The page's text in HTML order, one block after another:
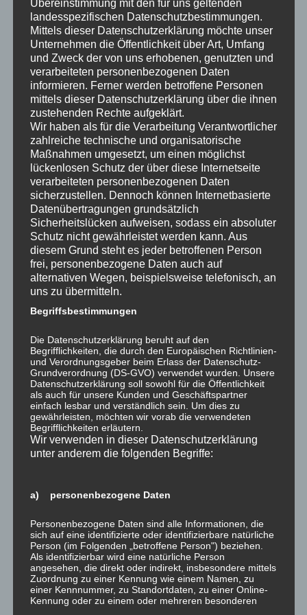
Neues?veröffentlicht.
Beitragsnavigation
Blick Dichte Bauwerke wird
18 – ein Grund zum Feiern!
Wie die Zeit vergeht – ein
Projekt aus 1998:
Theißtalbrücke
Schreibe einen Kommentar
Deine E-Mail-Adresse wird nicht veröffentlicht.
Erforderliche Felder sind mit*markiert
Kommentar*
Name
E-Mail-Adresse
Website
Benachrichtige mich über nachfolgende Kommentare
via E-Mail.
Benachrichtige mich über neue Beiträge via E-Mail.
Übereinstimmung mit den für uns geltenden
landesspezifischen Datenschutzbestimmungen.
Mittels dieser Datenschutzerklärung möchte unser
Unternehmen die Öffentlichkeit über Art, Umfang
und Zweck der von uns erhobenen, genutzten und
verarbeiteten personenbezogenen Daten
informieren. Ferner werden betroffene Personen
mittels dieser Datenschutzerklärung über die ihnen
zustehenden Rechte aufgeklärt.
Wir haben als für die Verarbeitung Verantwortlicher
zahlreiche technische und organisatorische
Maßnahmen umgesetzt, um einen möglichst
lückenlosen Schutz der über diese Internetseite
verarbeiteten personenbezogenen Daten
sicherzustellen. Dennoch können Internetbasierte
Datenübertragungen grundsätzlich
Sicherheitslücken aufweisen, sodass ein absoluter
Schutz nicht gewährleistet werden kann. Aus
diesem Grund steht es jeder betroffenen Person
frei, personenbezogene Daten auch auf
alternativen Wegen, beispielsweise telefonisch, an
uns zu übermitteln.
Begriffsbestimmungen
Die Datenschutzerklärung beruht auf den
Begrifflichkeiten, die durch den Europäischen Richtlinien-
und Verordnungsgeber beim Erlass der Datenschutz-
Grundverordnung (DS-GVO) verwendet wurden. Unsere
Datenschutzerklärung soll sowohl für die Öffentlichkeit
als auch für unsere Kunden und Geschäftspartner
einfach lesbar und verständlich sein. Um dies zu
gewährleisten, möchten wir vorab die verwendeten
Begrifflichkeiten erläutern.
Wir verwenden in dieser Datenschutzerklärung
unter anderem die folgenden Begriffe:
a) personenbezogene Daten
Personenbezogene Daten sind alle Informationen, die
sich auf eine identifizierte oder identifizierbare natürliche
Person (im Folgenden „betroffene Person") beziehen.
Als identifizierbar wird eine natürliche Person
angesehen, die direkt oder indirekt, insbesondere mittels
Zuordnung zu einer Kennung wie einem Namen, zu
einer Kennnummer, zu Standortdaten, zu einer Online-
Kennung oder zu einem oder mehreren besonderen